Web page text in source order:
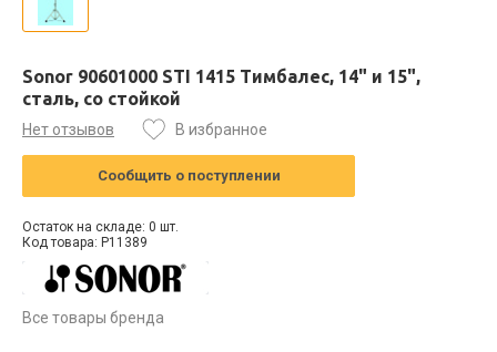
Sonor 90601000 STI 1415 Тимбалес, 14" и 15",
сталь, со стойкой
Нет отзывов В избранное
Сообщить о поступлении
Остаток на складе: 0 шт.
Код товара: P11389
Все товары бренда